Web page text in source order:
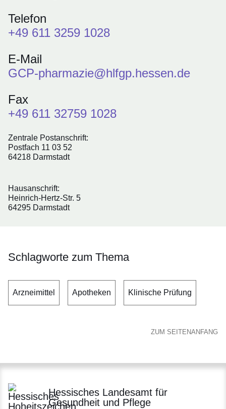
Telefon
+49 611 3259 1028
E-Mail
GCP-pharmazie@hlfgp.hessen.de
Fax
+49 611 32759 1028
Zentrale Postanschrift:
Postfach 11 03 52
64218 Darmstadt
Hausanschrift:
Heinrich-Hertz-Str. 5
64295 Darmstadt
Schlagworte zum Thema
Arzneimittel Apotheken Klinische Prüfung
ZUM SEITENANFANG
Hessisches Landesamt für
Gesundheit und Pflege